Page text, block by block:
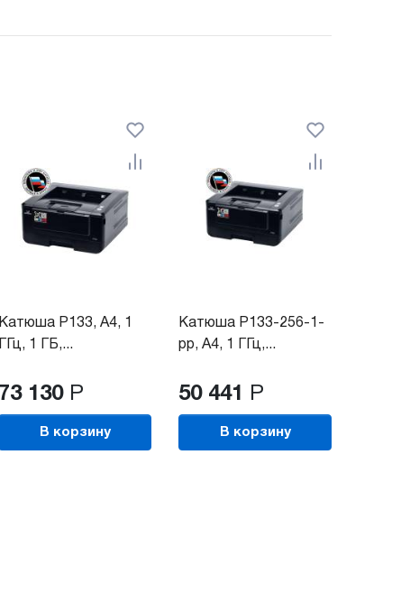
Катюша P133, A4, 1
ГГц, 1 ГБ,...
73 130 Р
В корзину
Катюша P133-256-1-
pp, A4, 1 ГГц,...
50 441 Р
В корзину